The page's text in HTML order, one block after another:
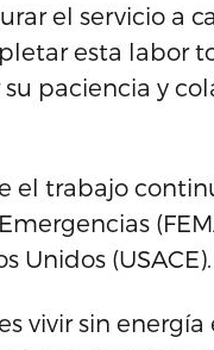
el servicio a
esta labor
paciencia y
el trabajo
Unidos (USACE).
vivir sin